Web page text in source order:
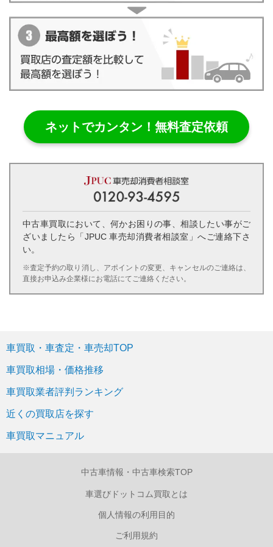
ネットでカンタン！無料査定依頼
中古車買取において、何かお困りの事、相談したい事がご
ざいましたら「JPUC 車売却消費者相談室」へご連絡下さ
い。
※査定予約の取り消し、アポイントの変更、キャンセルのご連絡は、
直接お申込み企業様にお電話にてご連絡ください。
車買取・車査定・車売却TOP
車買取相場・価格推移
車買取業者評判ランキング
近くの買取店を探す
車買取マニュアル
中古車情報・中古車検索TOP
車選びドットコム買取とは
個人情報の利用目的
ご利用規約